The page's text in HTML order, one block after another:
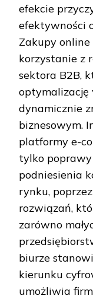
efekcie
efektywności
Zakupy
korzystanie z
sektora B2B,
optymalizację
dynamicznie
biznesowym.
platformy e-
tylko
podniesienia
rynku,
rozwiązań,
zarówno
biurze
kierunku
umożliwia